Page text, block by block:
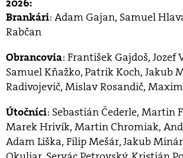
2026:
Brankári: Adam Gajan, Samuel
Rabčan
Obrancovia: František Gajdoš, Jozef
Samuel Kňažko, Patrik Koch, Jakub
Radivojevič, Mislav Rosandič,
Útočníci: Sebastián Čederle, Martin
Marek Hrivík, Martin Chromiak,
Adam Liška, Filip Mešár, Jakub